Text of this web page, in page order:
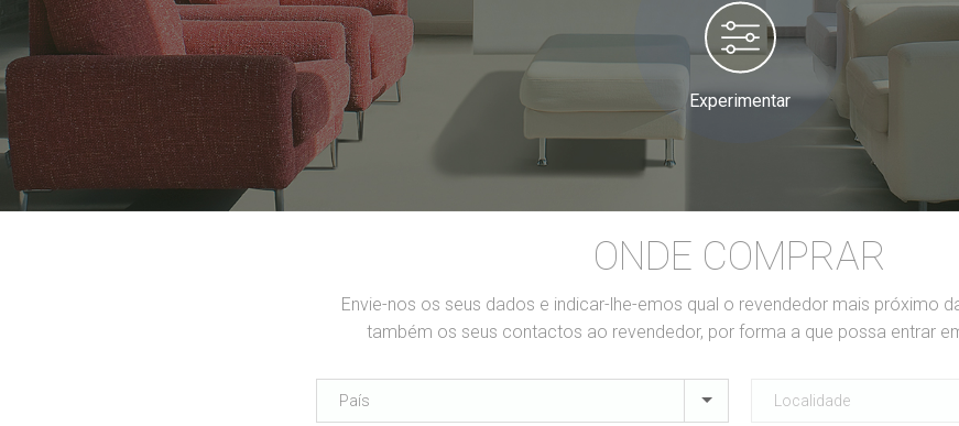
Experimentar
ONDE COMPRAR
Envie-nos os seus dados e indicar-lhe-emos qual o revendedor mais próximo
também os seus contactos ao revendedor, por forma a que possa entrar
País